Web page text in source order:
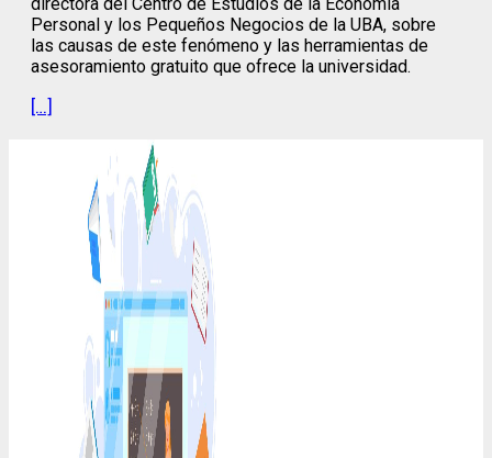
Personal y los Pequeños Negocios de la UBA, sobre
las causas de este fenómeno y las herramientas de
asesoramiento gratuito que ofrece la universidad.
[…]